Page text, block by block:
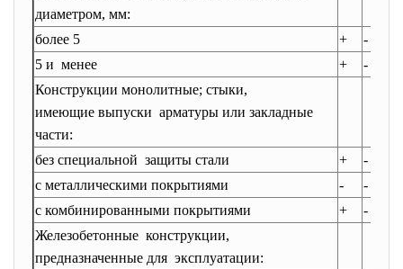
диаметром, мм:
более 5
+
-
5 и менее
+
-
Конструкции монолитные; стыки,
имеющие выпуски арматуры или закладные
части:
без специальной защиты стали
+
-
с металлическими покрытиями
-
-
с комбинированными покрытиями
+
-
Железобетонные конструкции,
предназначенные для эксплуатации: